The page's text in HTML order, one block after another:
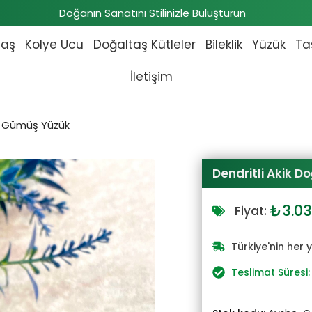
Doğanın Sanatını Stilinizle Buluşturun
Kolye Ucu Doğaltaş Kütleler Bileklik Yüzük
İletişim
Yüzük
Dendritli Akik
Fiyat: ₺
Türkiye'nin her
Teslimat